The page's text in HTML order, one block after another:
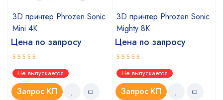
3D принтер Phrozen Sonic
Mini 4K
Цена по запросу
Оценка
5.00из 5
Не выпускается
Запрос КП
3D принтер Phrozen Sonic
Mighty 8K
Цена по запросу
Оценка
5.00из 5
Не выпускается
Запрос КП